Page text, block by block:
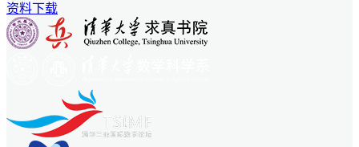
资料下载